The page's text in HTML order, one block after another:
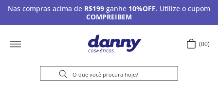
Nas compras acima de R$199 ganhe 10%OFF. Utilize o cupom
COMPREIBEM
00